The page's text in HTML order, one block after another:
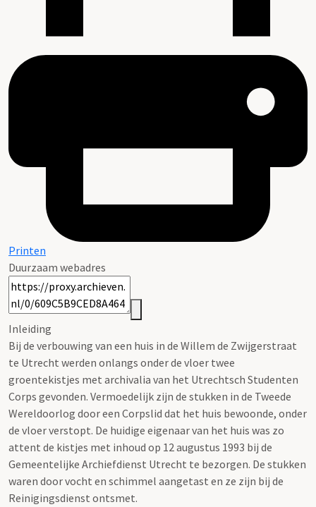
Printen
Duurzaam webadres
Inleiding
Bij de verbouwing van een huis in de Willem de Zwijgerstraat
te Utrecht werden onlangs onder de vloer twee
groentekistjes met archivalia van het Utrechtsch Studenten
Corps gevonden. Vermoedelijk zijn de stukken in de Tweede
Wereldoorlog door een Corpslid dat het huis bewoonde, onder
de vloer verstopt. De huidige eigenaar van het huis was zo
attent de kistjes met inhoud op 12 augustus 1993 bij de
Gemeentelijke Archiefdienst Utrecht te bezorgen. De stukken
waren door vocht en schimmel aangetast en ze zijn bij de
Reinigingsdienst ontsmet.